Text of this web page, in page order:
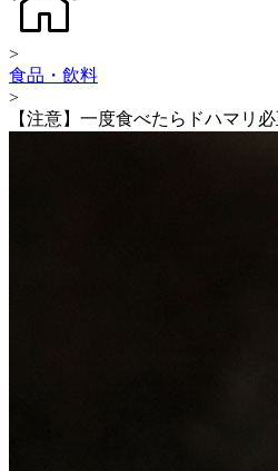
>
食品・飲料
>
【注意】一度食べたらドハマリ